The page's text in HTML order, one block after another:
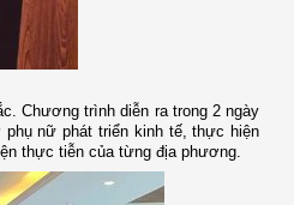
Chương trình diễn ra trong 2 ngày
nữ phát triển kinh tế, thực hiện
thực tiễn của từng địa phương.